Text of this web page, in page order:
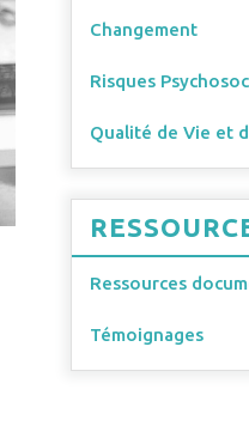
Changement
Risques
Qualité de Vie et
Ressources
Témoignages